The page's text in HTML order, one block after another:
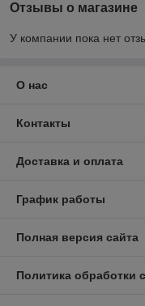
Отзывы о магазине
У компании пока нет
О нас
Контакты
Доставка и оплата
График работы
Полная версия сайта
Политика обработки